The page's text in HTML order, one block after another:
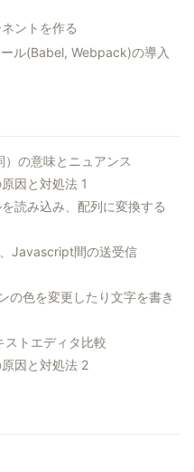
ントを作る
ル(Babel, Webpack)の導入
の意味とニュアンス
因と対処法 1
読み込み、配列に変換する
Javascript間の送受信
の色を変更したり文字を書き
ストエディタ比較
因と対処法 2